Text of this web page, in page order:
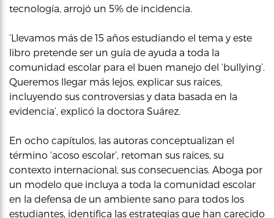
tecnología, arrojó un 5% de incidencia.
‘Llevamos más de 15 años estudiando el tema y este
libro pretende ser un guía de ayuda a toda la
comunidad escolar para el buen manejo del ‘bullying’.
Queremos llegar más lejos, explicar sus raíces,
incluyendo sus controversias y data basada en la
evidencia’, explicó la doctora Suárez.
En ocho capítulos, las autoras conceptualizan el
término ‘acoso escolar’, retoman sus raíces, su
contexto internacional, sus consecuencias. Aboga por
un modelo que incluya a toda la comunidad escolar
en la defensa de un ambiente sano para todos los
estudiantes, identifica las estrategias que han carecido